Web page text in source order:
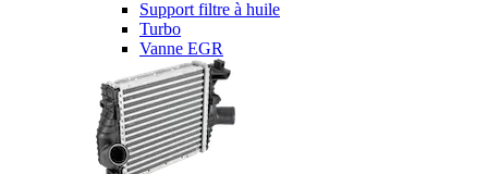
Support filtre à huile
Turbo
Vanne EGR